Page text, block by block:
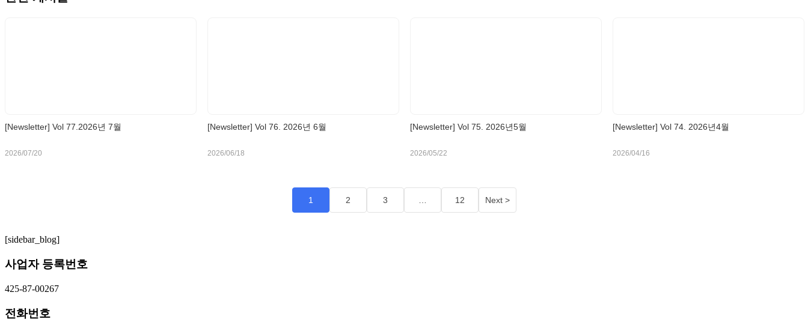
[Newsletter] Vol 77.2026년 7월
2026/07/20
[Newsletter] Vol 76. 2026년 6월
2026/06/18
[Newsletter] Vol 75. 2026년5월
2026/05/22
[Newsletter] Vol 74. 2026년4월
2026/04/16
1 2 3 … 12 Next >
[sidebar_blog]
사업자 등록번호
425-87-00267
전화번호